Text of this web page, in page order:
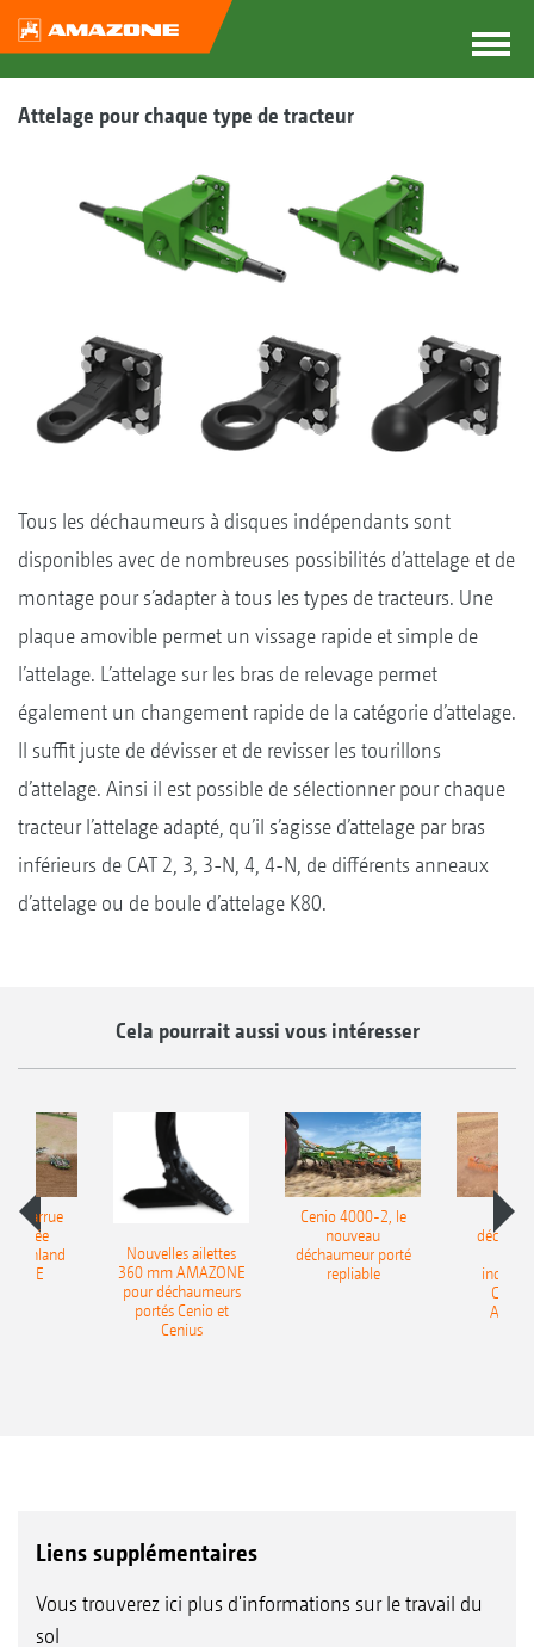
Attelage pour chaque type de tracteur
Tous les déchaumeurs à disques indépendants sont
disponibles avec de nombreuses possibilités d’attelage et de
montage pour s’adapter à tous les types de tracteurs. Une
plaque amovible permet un vissage rapide et simple de
l’attelage. L’attelage sur les bras de relevage permet
également un changement rapide de la catégorie d’attelage.
Il suffit juste de dévisser et de revisser les tourillons
d’attelage. Ainsi il est possible de sélectionner pour chaque
tracteur l’attelage adapté, qu’il s’agisse d’attelage par bras
inférieurs de CAT 2, 3, 3-N, 4, 4-N, de différents anneaux
d’attelage ou de boule d’attelage K80.
Cela pourrait aussi vous intéresser
charrue
portée
Onland
Nouvelles ailettes
360 mm AMAZONE
pour déchaumeurs
portés Cenio et
Cenius
Cenio 4000-2, le
nouveau
déchaumeur porté
repliable
Liens supplémentaires
Vous trouverez ici plus d'informations sur le travail du
sol